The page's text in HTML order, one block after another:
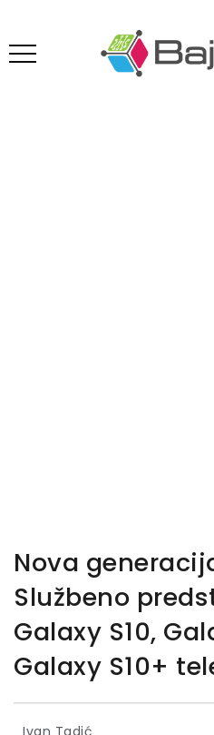
Nova
Službeno
Galaxy S10,
Galaxy S10+
Ivan Tadić